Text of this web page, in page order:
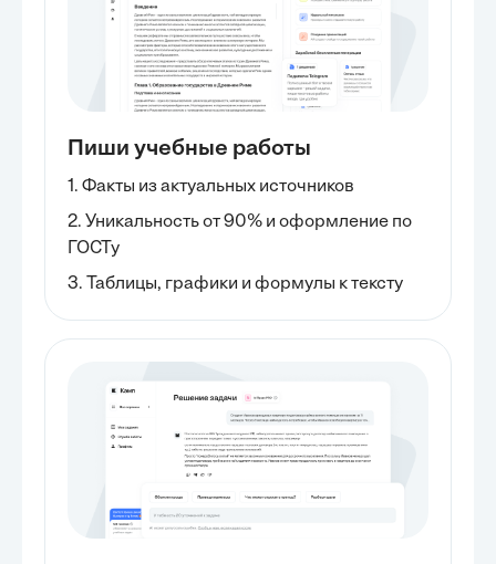
Пиши учебные работы
1. Факты из актуальных источников
2. Уникальность от 90% и оформление по
ГОСТу
3. Таблицы, графики и формулы к тексту